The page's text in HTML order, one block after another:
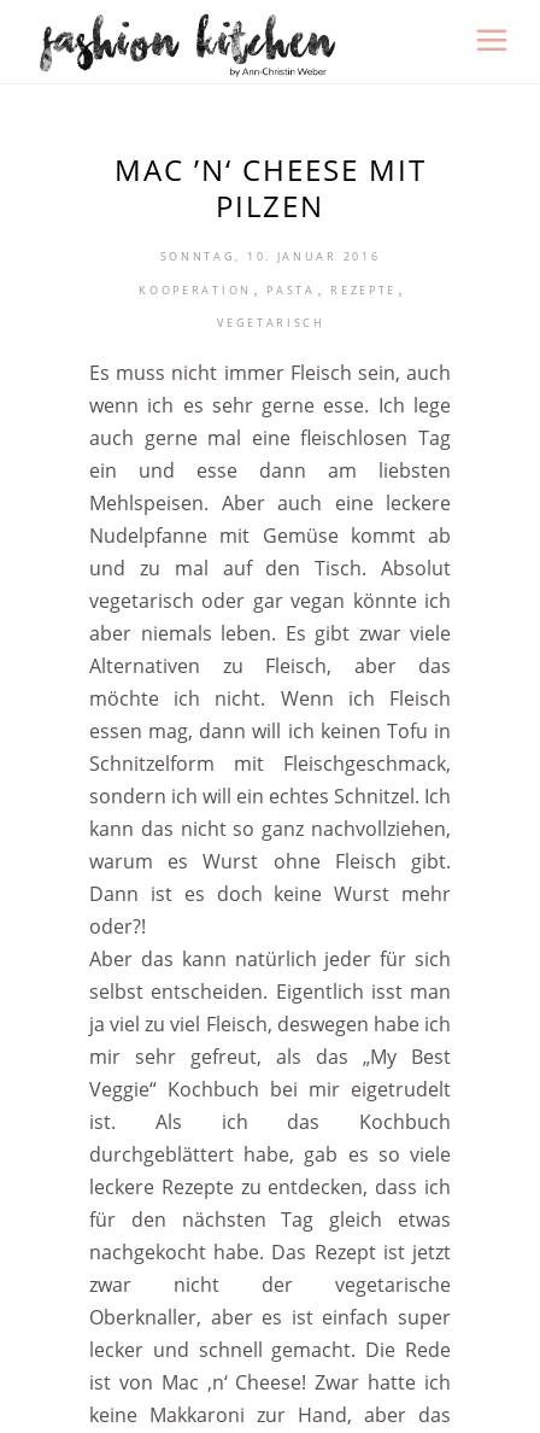
MAC ’N‘ CHEESE MIT
PILZEN
SONNTAG, 10. JANUAR 2016
KOOPERATION , PASTA , REZEPTE ,
VEGETARISCH
Es muss nicht immer Fleisch sein, auch
wenn ich es sehr gerne esse. Ich lege
auch gerne mal eine fleischlosen Tag
ein und esse dann am liebsten
Mehlspeisen. Aber auch eine leckere
Nudelpfanne mit Gemüse kommt ab
und zu mal auf den Tisch. Absolut
vegetarisch oder gar vegan könnte ich
aber niemals leben. Es gibt zwar viele
Alternativen zu Fleisch, aber das
möchte ich nicht. Wenn ich Fleisch
essen mag, dann will ich keinen Tofu in
Schnitzelform mit Fleischgeschmack,
sondern ich will ein echtes Schnitzel. Ich
kann das nicht so ganz nachvollziehen,
warum es Wurst ohne Fleisch gibt.
Dann ist es doch keine Wurst mehr
oder?!
Aber das kann natürlich jeder für sich
selbst entscheiden. Eigentlich isst man
ja viel zu viel Fleisch, deswegen habe ich
mir sehr gefreut, als das „My Best
Veggie“ Kochbuch bei mir eigetrudelt
ist. Als ich das Kochbuch
durchgeblättert habe, gab es so viele
leckere Rezepte zu entdecken, dass ich
für den nächsten Tag gleich etwas
nachgekocht habe. Das Rezept ist jetzt
zwar nicht der vegetarische
Oberknaller, aber es ist einfach super
lecker und schnell gemacht. Die Rede
ist von Mac ‚n‘ Cheese! Zwar hatte ich
keine Makkaroni zur Hand, aber das